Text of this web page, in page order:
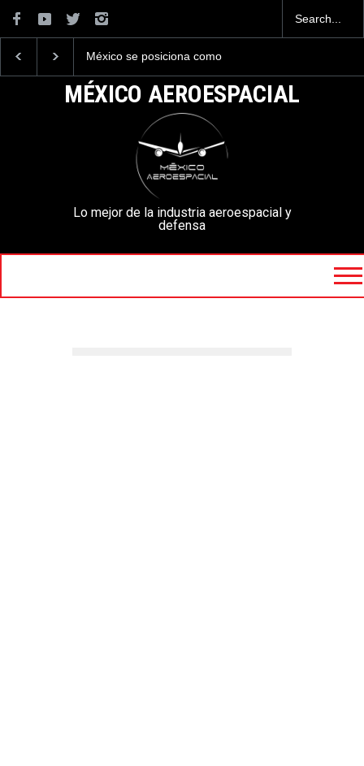
México se posiciona como
aeroespacial del mundo, al
superar los 13,600 millones
de dólares en exportaciones
La industria naval mexicana
la Armada de México
MÉXICO AEROESPACIAL
Lo mejor de la industria aeroespacial y
defensa